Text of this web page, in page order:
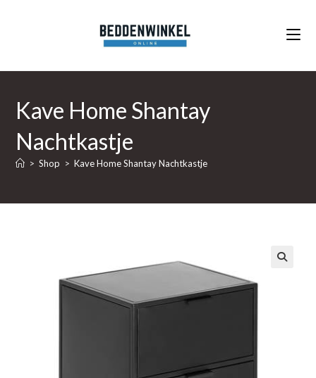
Kave Home Shantay
Nachtkastje
> Shop > Kave Home Shantay Nachtkastje